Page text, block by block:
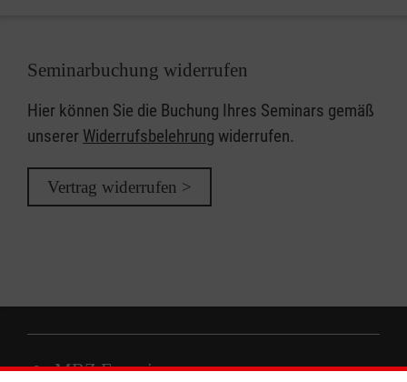
Seminarbuchung widerrufen
Hier können Sie die Buchung Ihres Seminars gemäß
unserer Widerrufsbelehrung widerrufen.
Vertrag widerrufen >
MBZ Euregio